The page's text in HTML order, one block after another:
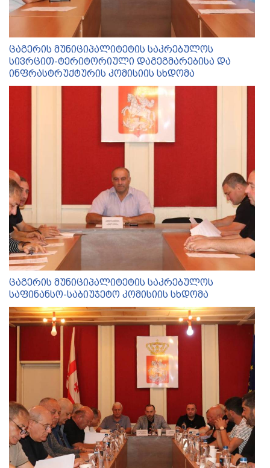
ცაგერის მუნიციპალიტეტის საკრებულოს
სივრცით-ტერიტორიული დაგეგმარებისა და
ინფრასტრუქტურის კომისიის სხდომა
ცაგერის მუნიციპალიტეტის საკრებულოს
საფინანსო-საბიუჯეტო კომისიის სხდომა